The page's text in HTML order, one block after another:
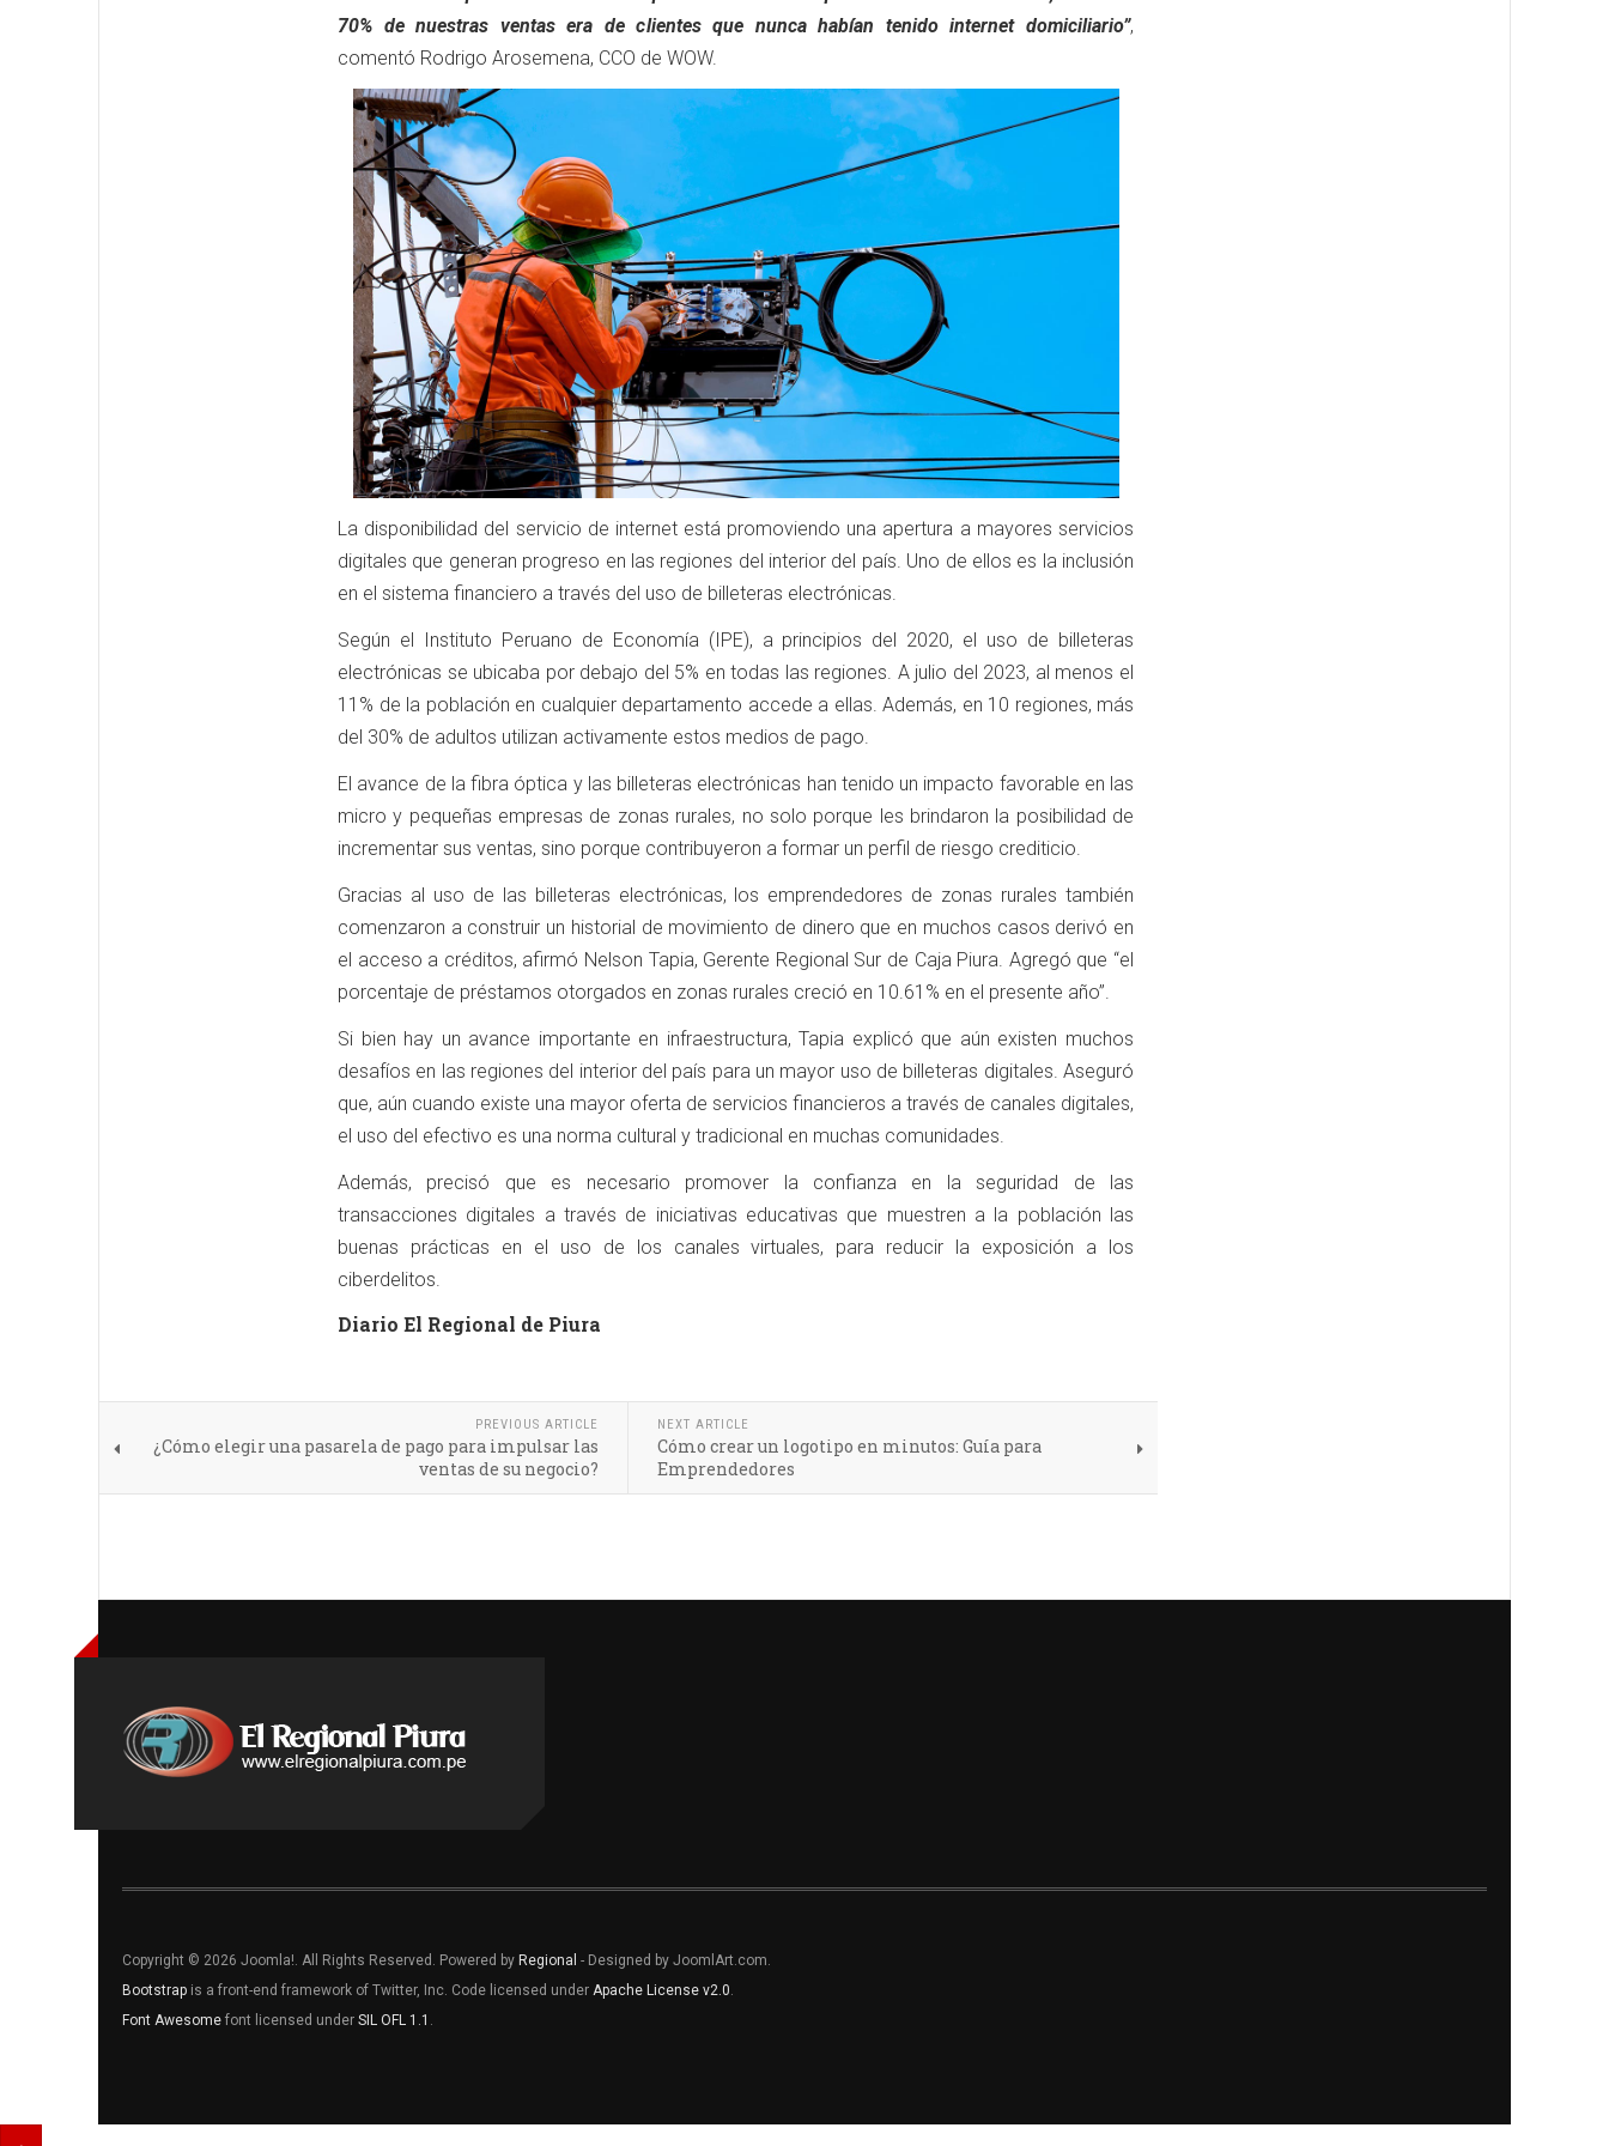
70% de nuestras ventas era de clientes que nunca habían tenido internet domiciliario”,
comentó Rodrigo Arosemena, CCO de WOW.
La disponibilidad del servicio de internet está promoviendo una apertura a mayores servicios
digitales que generan progreso en las regiones del interior del país. Uno de ellos es la inclusión
en el sistema financiero a través del uso de billeteras electrónicas.
Según el Instituto Peruano de Economía (IPE), a principios del 2020, el uso de billeteras
electrónicas se ubicaba por debajo del 5% en todas las regiones. A julio del 2023, al menos el
11% de la población en cualquier departamento accede a ellas. Además, en 10 regiones, más
del 30% de adultos utilizan activamente estos medios de pago.
El avance de la fibra óptica y las billeteras electrónicas han tenido un impacto favorable en las
micro y pequeñas empresas de zonas rurales, no solo porque les brindaron la posibilidad de
incrementar sus ventas, sino porque contribuyeron a formar un perfil de riesgo crediticio.
Gracias al uso de las billeteras electrónicas, los emprendedores de zonas rurales también
comenzaron a construir un historial de movimiento de dinero que en muchos casos derivó en
el acceso a créditos, afirmó Nelson Tapia, Gerente Regional Sur de Caja Piura. Agregó que “el
porcentaje de préstamos otorgados en zonas rurales creció en 10.61% en el presente año”.
Si bien hay un avance importante en infraestructura, Tapia explicó que aún existen muchos
desafíos en las regiones del interior del país para un mayor uso de billeteras digitales. Aseguró
que, aún cuando existe una mayor oferta de servicios financieros a través de canales digitales,
el uso del efectivo es una norma cultural y tradicional en muchas comunidades.
Además, precisó que es necesario promover la confianza en la seguridad de las
transacciones digitales a través de iniciativas educativas que muestren a la población las
buenas prácticas en el uso de los canales virtuales, para reducir la exposición a los
ciberdelitos.
Diario El Regional de Piura
PREVIOUS ARTICLE
¿Cómo elegir una pasarela de pago para impulsar las
ventas de su negocio?
NEXT ARTICLE
Cómo crear un logotipo en minutos: Guía para
Emprendedores
Copyright © 2026 Joomla!. All Rights Reserved. Powered by Regional - Designed by JoomlArt.com.
Bootstrap is a front-end framework of Twitter, Inc. Code licensed under Apache License v2.0
Font Awesome font licensed under SIL OFL 1.1